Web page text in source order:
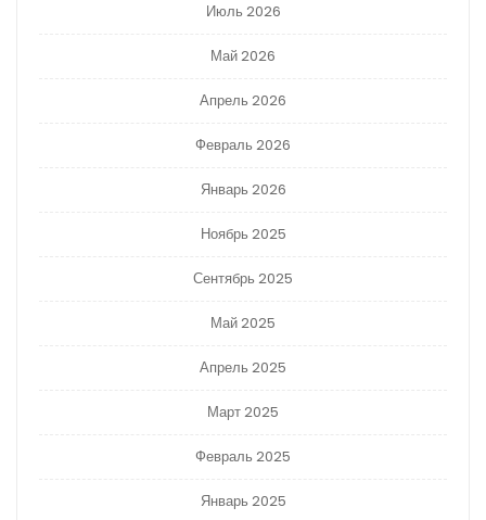
Июль 2026
Май 2026
Апрель 2026
Февраль 2026
Январь 2026
Ноябрь 2025
Сентябрь 2025
Май 2025
Апрель 2025
Март 2025
Февраль 2025
Январь 2025